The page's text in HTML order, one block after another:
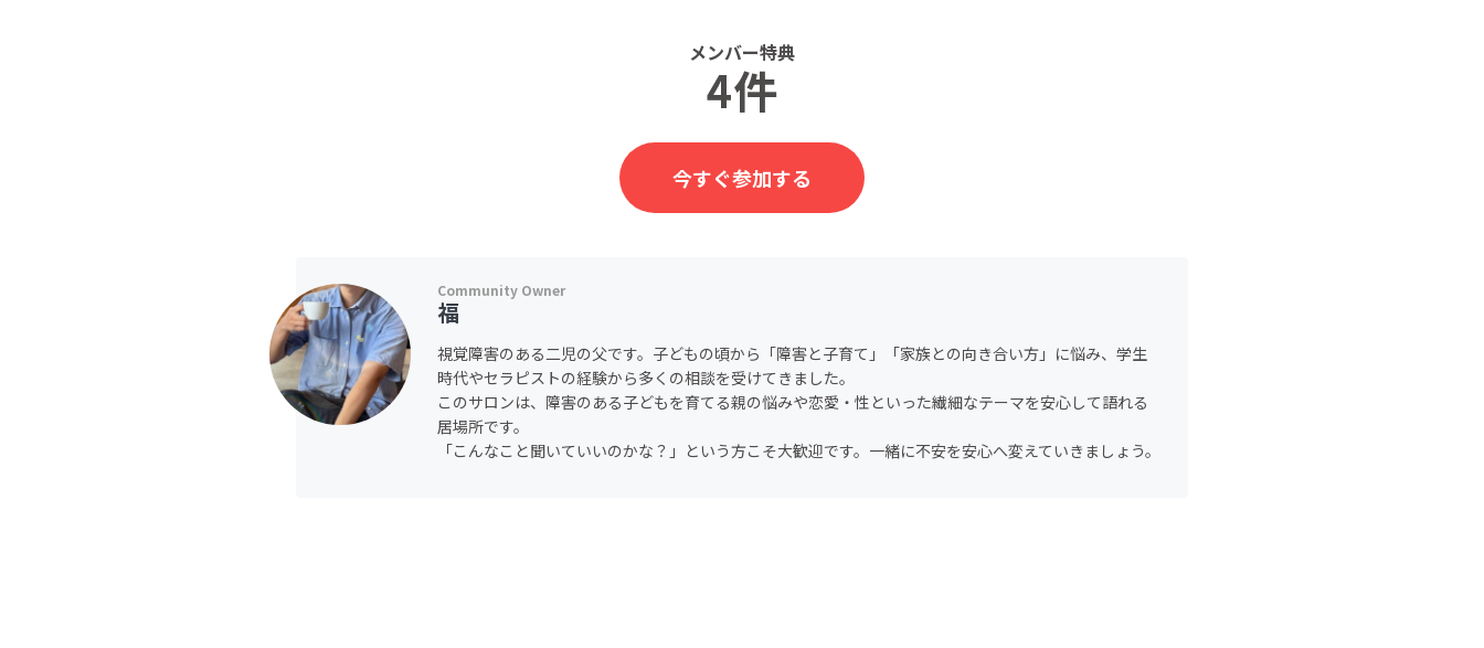
メンバー特典
4件
今すぐ参加する
福
視覚障害のある二児の父です。子どもの頃から「障害と子育て」「家族との向き合い方」に悩み、学生
時代やセラピストの経験から多くの相談を受けてきました。
このサロンは、障害のある子どもを育てる親の悩みや恋愛・性といった繊細なテーマを安心して語れる
居場所です。
「こんなこと聞いていいのかな？」という方こそ大歓迎です。一緒に不安を安心へ変えていきましょう。